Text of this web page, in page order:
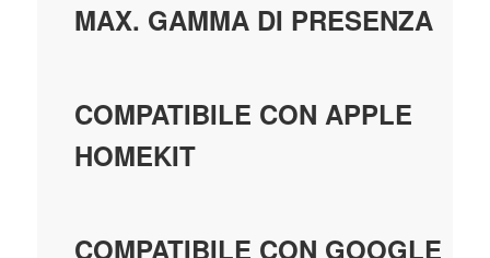
MAX. GAMMA DI PRESENZA
COMPATIBILE CON APPLE
HOMEKIT
COMPATIBILE CON GOOGLE